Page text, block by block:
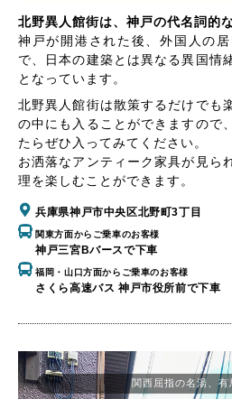
北野異人館街は、神戸の代名詞的
神戸が開港された後、外国人の
で、日本の建築とは異なる異国情
となっています。
北野異人館街は散策するだけでも
の中にも入ることができますので
たらぜひ入ってみてください。
お洒落なアンティーク家具が見ら
理を楽しむことができます。
兵庫県神戸市中央区北野町3丁目
関東方面からご乗車のお客様
神戸三宮Bバースで下車
福岡・山口方面からご乗車のお客様
さくら高速バス 神戸市役所前で下車
関西屈指の名湯、有